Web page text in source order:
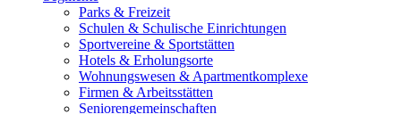
Parks & Freizeit
Schulen & Schulische Einrichtungen
Sportvereine & Sportstätten
Hotels & Erholungsorte
Wohnungswesen & Apartmentkomplexe
Firmen & Arbeitsstätten
Seniorengemeinschaften